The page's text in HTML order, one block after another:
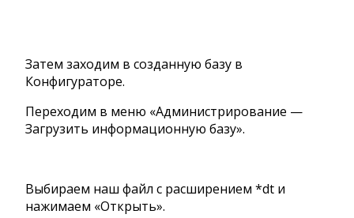
Затем заходим в созданную базу в
Конфигураторе.
Переходим в меню «Администрирование —
Загрузить информационную базу».
Выбираем наш файл с расширением *dt и
нажимаем «Открыть».